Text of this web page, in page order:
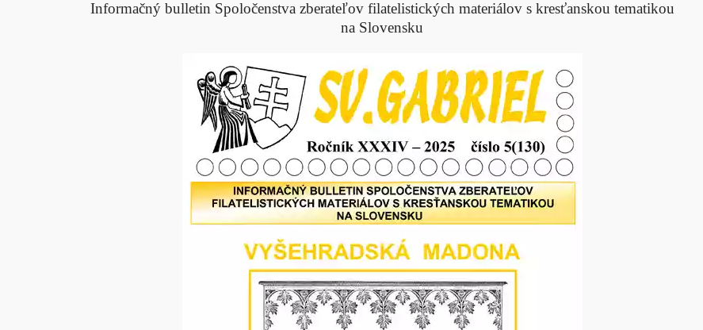
Informačný bulletin Spoločenstva zberateľov filatelistických materiálov s kresťanskou tematikou
na Slovensku